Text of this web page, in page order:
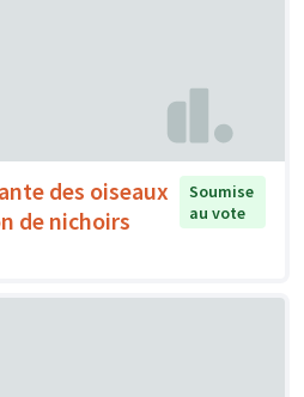
des oiseaux
de nichoirs
Soumise
au vote